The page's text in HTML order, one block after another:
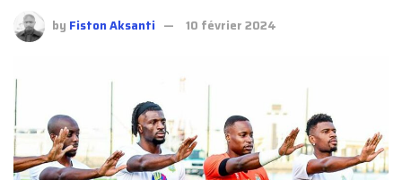
by Fiston Aksanti 10 février 2024